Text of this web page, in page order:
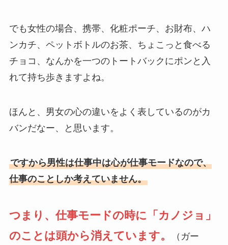
でも女性の場合、携帯、化粧ポーチ、お財布、ハ
ンカチ、ペットボトルのお茶、ちょこっと食べる
チョコ、なんかを一つのトートバックにポンと入
れて持ち歩きますよね。
ほんと、男女の心の違いをよく表しているのがカ
バンだなー、と思います。
ですから男性は仕事中は心が仕事モードなので、
仕事のことしか考えていません。
つまり、仕事モードの時に「カノジョ」
のことは頭から消えています。
（ガー